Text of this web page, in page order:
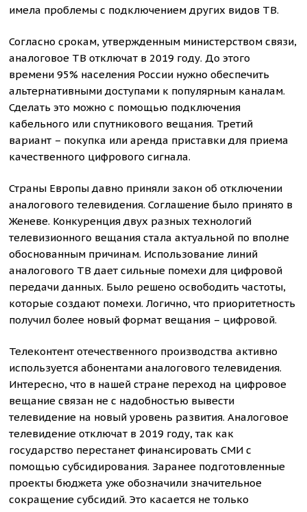
имела проблемы с подключением других видов ТВ.
Согласно срокам, утвержденным министерством связи,
аналоговое ТВ отключат в 2019 году. До этого
времени 95% населения России нужно обеспечить
альтернативными доступами к популярным каналам.
Сделать это можно с помощью подключения
кабельного или спутникового вещания. Третий
вариант – покупка или аренда приставки для приема
качественного цифрового сигнала.
Страны Европы давно приняли закон об отключении
аналогового телевидения. Соглашение было принято в
Женеве. Конкуренция двух разных технологий
телевизионного вещания стала актуальной по вполне
обоснованным причинам. Использование линий
аналогового ТВ дает сильные помехи для цифровой
передачи данных. Было решено освободить частоты,
которые создают помехи. Логично, что приоритетность
получил более новый формат вещания – цифровой.
Телеконтент отечественного производства активно
используется абонентами аналогового телевидения.
Интересно, что в нашей стране переход на цифровое
вещание связан не с надобностью вывести
телевидение на новый уровень развития. Аналоговое
телевидение отключат в 2019 году, так как
государство перестанет финансировать СМИ с
помощью субсидирования. Заранее подготовленные
проекты бюджета уже обозначили значительное
сокращение субсидий. Это касается не только